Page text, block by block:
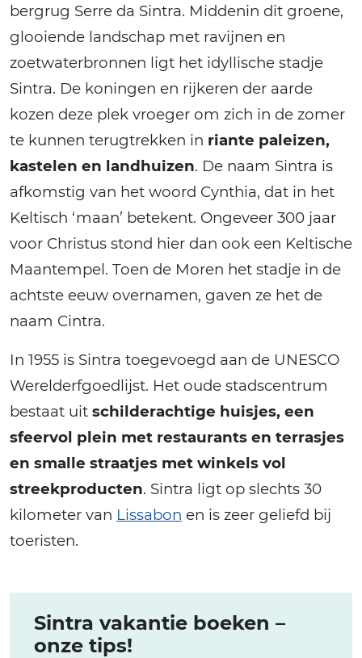
bergrug Serre da Sintra. Middenin dit groene,
glooiende landschap met ravijnen en
zoetwaterbronnen ligt het idyllische stadje
Sintra. De koningen en rijkeren der aarde
kozen deze plek vroeger om zich in de zomer
te kunnen terugtrekken in riante paleizen,
kastelen en landhuizen. De naam Sintra is
afkomstig van het woord Cynthia, dat in het
Keltisch ‘maan’ betekent. Ongeveer 300 jaar
voor Christus stond hier dan ook een Keltische
Maantempel. Toen de Moren het stadje in de
achtste eeuw overnamen, gaven ze het de
naam Cintra.
In 1955 is Sintra toegevoegd aan de UNESCO
Werelderfgoedlijst. Het oude stadscentrum
bestaat uit schilderachtige huisjes, een
sfeervol plein met restaurants en terrasjes
en smalle straatjes met winkels vol
streekproducten. Sintra ligt op slechts 30
kilometer van Lissabon en is zeer geliefd bij
toeristen.
Sintra vakantie boeken –
onze tips!